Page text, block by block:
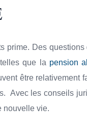
prime. Des
que la pension
être
Avec les conseils
nouvelle vie.